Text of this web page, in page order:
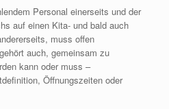
Personal einerseits und der
auf einen Kita- und bald auch
muss offen
auch, gemeinsam zu
kann oder muss –
Öffnungszeiten oder